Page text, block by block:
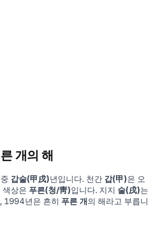
개의 해
갑술(甲戌)년입니다. 천간 갑(甲)은 오
색상은 푸른(청/靑)입니다. 지지 술(戌)는
1994년은 흔히 푸른 개의 해라고 부릅니